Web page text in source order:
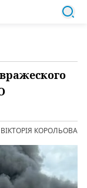
ВІКТОРІЯ КОРОЛЬОВА